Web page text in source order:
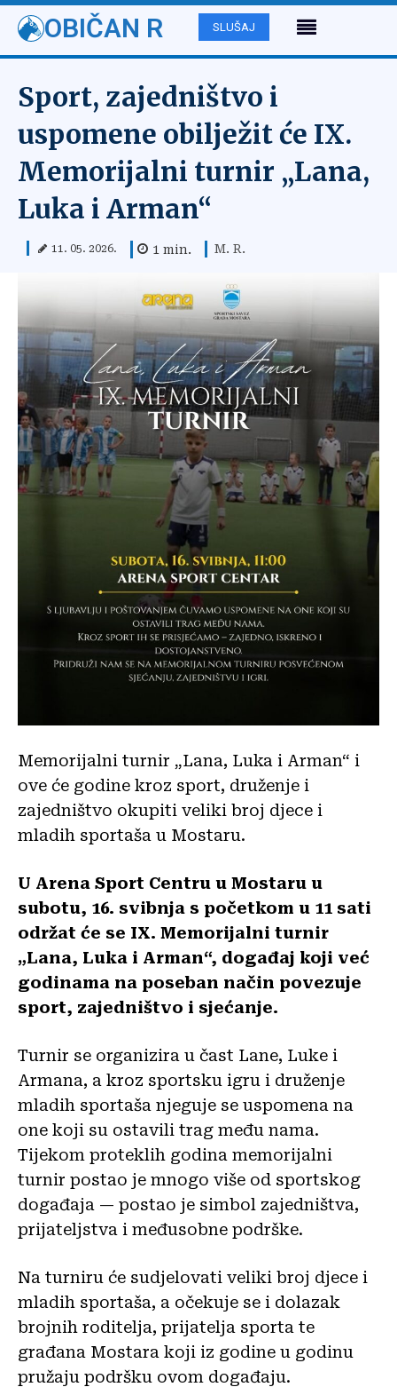
OBIČAN R SLUŠAJ
Sport, zajedništvo i
uspomene obilježit će IX.
Memorijalni turnir „Lana,
Luka i Arman“
11. 05. 2026. 1 min. M. R.
Memorijalni turnir „Lana, Luka i Arman“ i
ove će godine kroz sport, druženje i
zajedništvo okupiti veliki broj djece i
mladih sportaša u Mostaru.
U Arena Sport Centru u Mostaru u
subotu, 16. svibnja s početkom u 11 sati
održat će se IX. Memorijalni turnir
„Lana, Luka i Arman“, događaj koji već
godinama na poseban način povezuje
sport, zajedništvo i sjećanje.
Turnir se organizira u čast Lane, Luke i
Armana, a kroz sportsku igru i druženje
mladih sportaša njeguje se uspomena na
one koji su ostavili trag među nama.
Tijekom proteklih godina memorijalni
turnir postao je mnogo više od sportskog
događaja — postao je simbol zajedništva,
prijateljstva i međusobne podrške.
Na turniru će sudjelovati veliki broj djece i
mladih sportaša, a očekuje se i dolazak
brojnih roditelja, prijatelja sporta te
građana Mostara koji iz godine u godinu
pružaju podršku ovom događaju.